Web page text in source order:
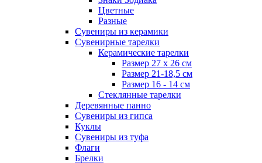
Цветные
Разные
Сувениры из керамики
Сувенирные тарелки
Керамические тарелки
Размер 27 х 26 см
Размер 21-18,5 см
Размер 16 - 14 см
Стеклянные тарелки
Деревянные панно
Сувениры из гипса
Куклы
Сувениры из туфа
Флаги
Брелки